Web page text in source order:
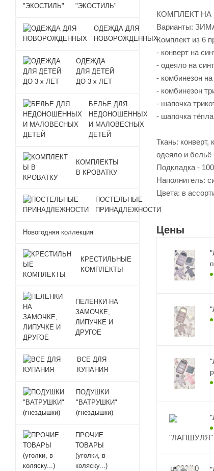
КОМПЛЕКТ
Варианты:
Комплект из 6
- конверт на
- одеяло на
- комбинезон
- комбинезон
- шапочка
- шапочка
Ткань: конверт,
одеяло и бельё
Подкладка -
Наполнитель:
Цвета: в
Цены
"ЭКОСТИЛЬ"
ОДЕЖДА ДЛЯ
НОВОРОЖДЕННЫХ
ОДЕЖДА
ДЛЯ ДЕТЕЙ
ДО 3-х ЛЕТ
БЕЛЬЕ ДЛЯ
НЕДОНОШЕННЫХ
И МАЛОВЕСНЫХ
ДЕТЕЙ
КОМПЛЕКТЫ
В КРОВАТКУ
ПОСТЕЛЬНЫЕ
ПРИНАДЛЕЖНОСТИ
Новогодняя коллекция
КРЕСТИЛЬНЫЕ
КОМПЛЕКТЫ
ПЕЛЕНКИ НА
ЗАМОЧКЕ,
ЛИПУЧКЕ И
ДРУГОЕ
ВСЕ ДЛЯ
КУПАНИЯ
ПОДУШКИ
"ВАТРУШКИ"
(гнездышки)
ПРОЧИЕ
ТОВАРЫ
(уголки, в
коляску...)